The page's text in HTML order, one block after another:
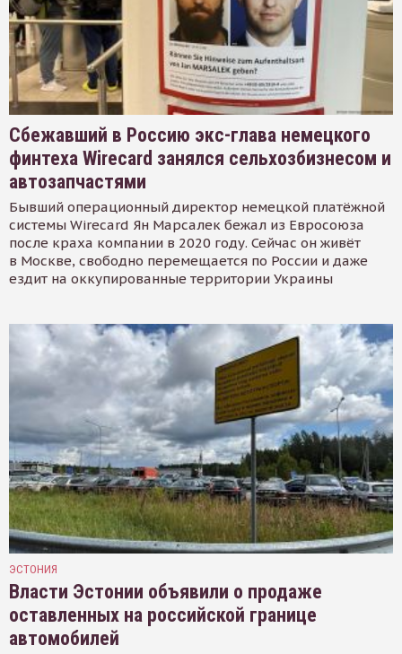
Сбежавший в Россию экс-глава немецкого
финтеха Wirecard занялся сельхозбизнесом и
автозапчастями
Бывший операционный директор немецкой платёжной
системы Wirecard Ян Марсалек бежал из Евросоюза
после краха компании в 2020 году. Сейчас он живёт
в Москве, свободно перемещается по России и даже
ездит на оккупированные территории Украины
ЭСТОНИЯ
Власти Эстонии объявили о продаже
оставленных на российской границе
автомобилей